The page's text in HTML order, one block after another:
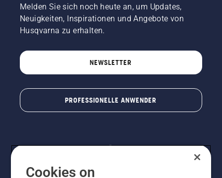
Melden Sie sich noch heute an, um Updates,
Neuigkeiten, Inspirationen und Angebote von
Husqvarna zu erhalten.
NEWSLETTER
PROFESSIONELLE ANWENDER
Cookies on